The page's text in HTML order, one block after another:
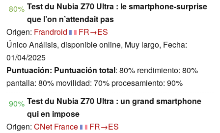
80% Test du Nubia Z70 Ultra : le smartphone-surprise
que l’on n’attendait pas
Origen: Frandroid
FR→ES
Único Análisis, disponible online, Muy largo, Fecha:
01/04/2025
Puntuación: Puntuación total: 80% rendimiento: 80%
pantalla: 80% movilidad: 70% procesamiento: 90%
90% Test du Nubia Z70 Ultra : un grand smartphone
qui en impose
Origen: CNet France
FR→ES